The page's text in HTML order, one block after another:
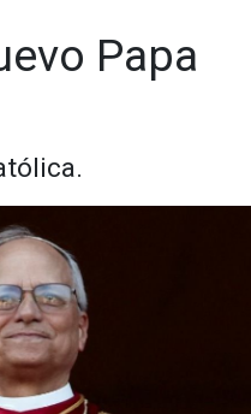
Papa